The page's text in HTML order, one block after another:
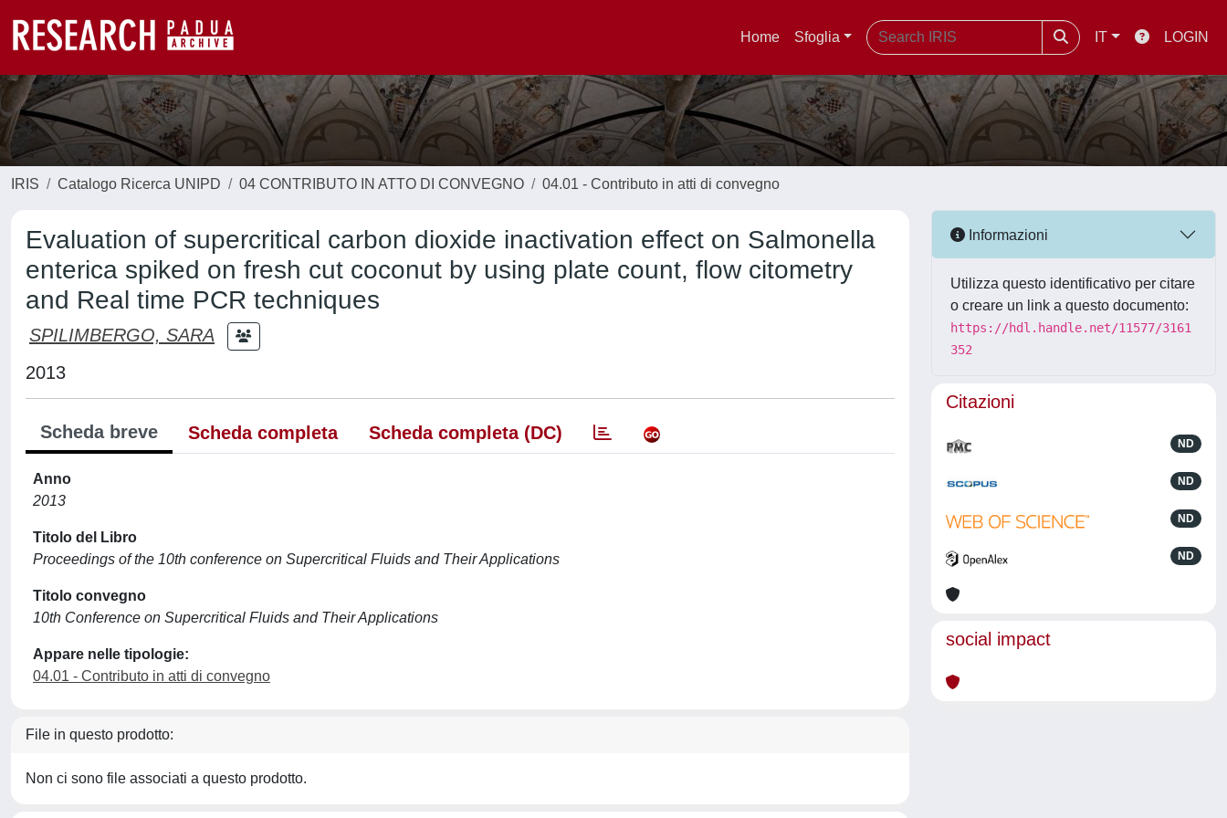
Home Sfoglia IT LOGIN
IRIS Catalogo Ricerca UNIPD 04 CONTRIBUTO IN ATTO DI CONVEGNO 04.01 - Contributo in atti di convegno
Evaluation of supercritical carbon dioxide inactivation effect on Salmonella
enterica spiked on fresh cut coconut by using plate count, flow citometry
and Real time PCR techniques
SPILIMBERGO, SARA
2013
Scheda breve Scheda completa Scheda completa (DC)
Anno
2013
Titolo del Libro
Proceedings of the 10th conference on Supercritical Fluids and Their Applications
Titolo convegno
10th Conference on Supercritical Fluids and Their Applications
Appare nelle tipologie:
04.01 - Contributo in atti di convegno
File in questo prodotto:
Non ci sono file associati a questo prodotto.
Informazioni
Utilizza questo identificativo per citare
o creare un link a questo documento:
https://hdl.handle.net/11577/3161
352
Citazioni
ND
ND
ND
ND
social impact